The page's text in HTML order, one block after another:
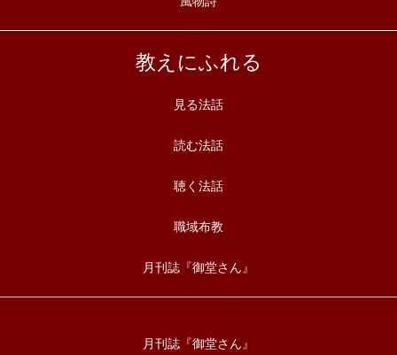
教えにふれる
見る法話
読む法話
聴く法話
職域布教
月刊誌『御堂さん』
月刊誌『御堂さん』